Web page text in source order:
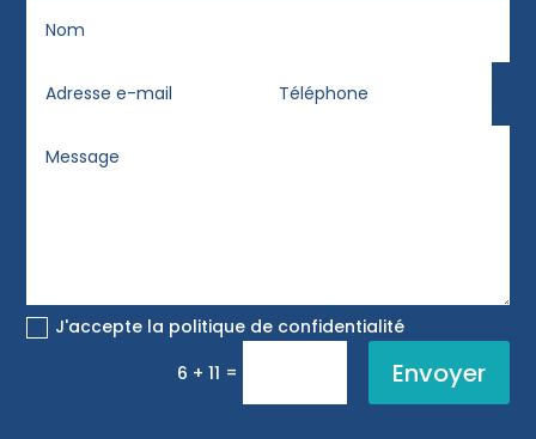
J'accepte la politique de confidentialité
6 + 11 = Envoyer